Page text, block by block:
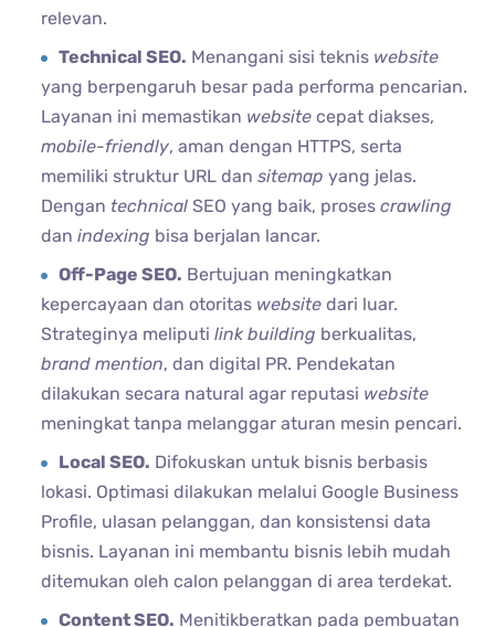
relevan.
Technical SEO. Menangani sisi teknis website
yang berpengaruh besar pada performa pencarian.
Layanan ini memastikan website cepat diakses,
mobile-friendly, aman dengan HTTPS, serta
memiliki struktur URL dansitemap yang jelas.
Dengan technical SEO yang baik, prosescrawling
danindexing bisa berjalan lancar.
Off-Page SEO. Bertujuan meningkatkan
kepercayaan dan otoritas website dari luar.
Strateginya meliputilink building berkualitas,
brand mention, dan digital PR. Pendekatan
dilakukan secara natural agar reputasi website
meningkat tanpa melanggar aturan mesin pencari.
Local SEO. Difokuskan untuk bisnis berbasis
lokasi. Optimasi dilakukan melalui Google Business
Profile, ulasan pelanggan, dan konsistensi data
bisnis. Layanan ini membantu bisnis lebih mudah
ditemukan oleh calon pelanggan di area terdekat.
Content SEO. Menitikberatkan pada pembuatan